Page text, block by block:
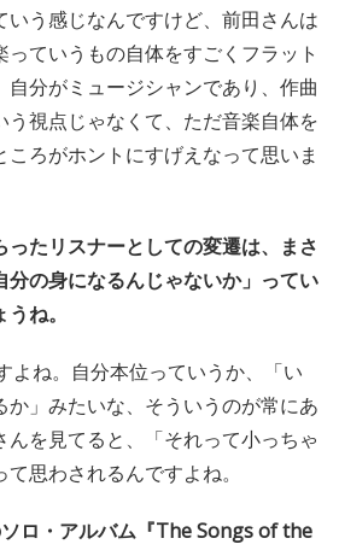
いう感じなんですけど、前田さんは
ていうもの自体をすごくフラット
自分がミュージシャンであり、作曲
う視点じゃなくて、ただ音楽自体を
ろがホントにすげえなって思いま
たリスナーとしての変遷は、まさ
分の身になるんじゃないか」ってい
ね。
よね。自分本位っていうか、「い
か」みたいな、そういうのが常にあ
んを見てると、「それって小っちゃ
思わされるんですよね。
ロ・アルバム『The Songs of the